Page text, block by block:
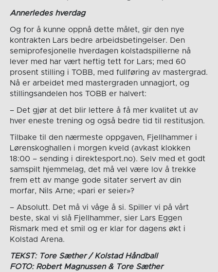
Annerledes hverdag
Og for å kunne oppnå dette målet, gir den nye
kontrakten Lars bedre arbeidsbetingelser. Den
semiprofesjonelle hverdagen kolstadspillerne nå
lever med har vært heftig tett for Lars; med 60
prosent stilling i TOBB, med fullføring av mastergrad.
Nå er arbeidet med mastergraden unnagjort, og
stillingsandelen hos TOBB er halvert:
– Det gjør at det blir lettere å få mer kvalitet ut av
hver eneste trening og også bedre tid til restitusjon.
Tilbake til den nærmeste oppgaven, Fjellhammer i
Lørenskoghallen i morgen kveld (avkast klokken
18:00 – sending i direktesport.no). Selv med et godt
samspilt hjemmelag, det må vel være lov å trekke
frem ett av mange gode sitater servert av din
morfar, Nils Arne; «pari er seier»?
– Absolutt. Det må vi våge å si. Spiller vi på vårt
beste, skal vi slå Fjellhammer, sier Lars Eggen
Rismark med et smil og er klar for dagens økt i
Kolstad Arena.
TEKST: Tore Sæther / Kolstad Håndball
FOTO: Robert Magnussen & Tore Sæther